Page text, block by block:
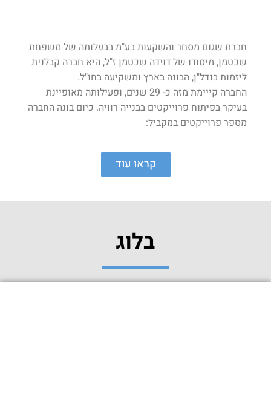
חברת שגום מסחר והשקעות בע"מ בבעלותה של משפחת
שכטמן, מיסודו של דוידה שכטמן ז"ל, היא חברה קבלנית
ליזמות בנדל"ן, הבונה בארץ ומשקיעה בחו"ל.
החברה קייימת מזה כ- 29 שנים, ופעילותה מאופיינת
בעיקר בפיתוח פרוייקטים בבנייה רוויה. כיום בונה החברה
מספר פרוייקטים במקביל:
קראו עוד
בלוג